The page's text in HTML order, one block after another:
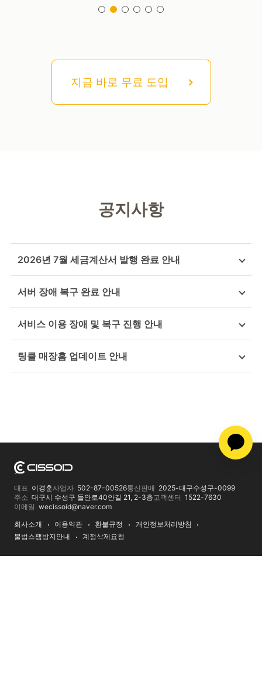
지금 바로 무료 도입
공지사항
2026년 7월 세금계산서 발행 완료 안내
서버 장애 복구 완료 안내
서비스 이용 장애 및 복구 진행 안내
팅클 매장홈 업데이트 안내
대표 이경훈사업자 502-87-00526통신판매 2025-대구수성구-0099
주소 대구시 수성구 들안로40안길 21, 2-3층고객센터 1522-7630
이메일 wecissoid@naver.com
회사소개
이용약관 환불규정
개인정보처리방침
불법스팸방지안내
계정삭제요청